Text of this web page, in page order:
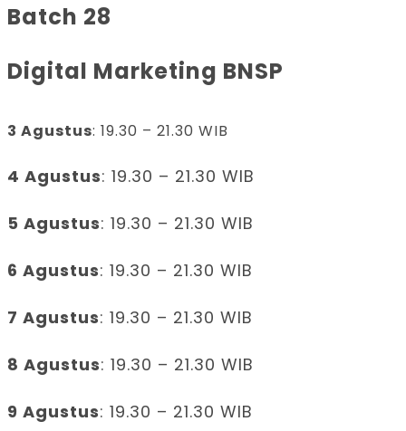
Batch 28
Digital Marketing BNSP
3 Agustus: 19.30 – 21.30 WIB
4 Agustus: 19.30 – 21.30 WIB
5 Agustus: 19.30 – 21.30 WIB
6 Agustus: 19.30 – 21.30 WIB
7 Agustus: 19.30 – 21.30 WIB
8 Agustus: 19.30 – 21.30 WIB
9 Agustus: 19.30 – 21.30 WIB